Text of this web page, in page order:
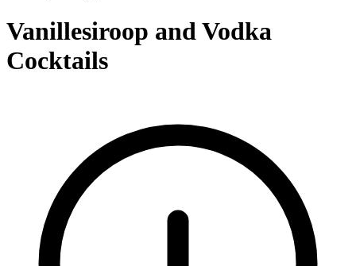
Vanillesiroop and Vodka
Cocktails